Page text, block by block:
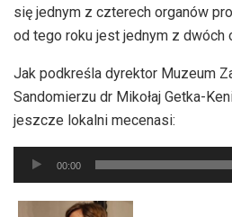
się jednym z czterech organów
od tego roku jest jednym z dwóch
Jak podkreśla dyrektor Muzeum
Sandomierzu dr Mikołaj Getka-
jeszcze lokalni mecenasi:
Odtwarzacz
plików
dźwiękowych
00:00